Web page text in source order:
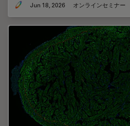
Jun 18, 2026 オンラインセミナー